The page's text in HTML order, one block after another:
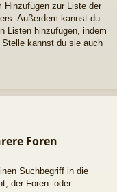
Hinzufügen zur Liste der
Außerdem kannst du
Listen hinzufügen, indem
kannst du sie auch
Foren
Suchbegriff in die
der Foren- oder